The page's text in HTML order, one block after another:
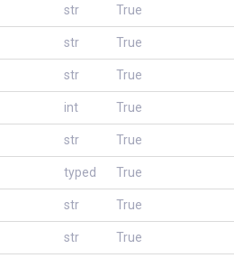
str True
str True
str True
int True
str True
typed True
str True
str True